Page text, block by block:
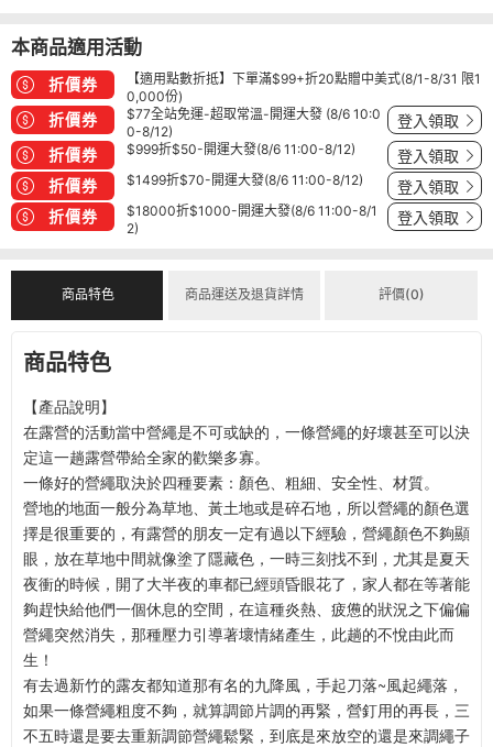
本商品適用活動
折價券
【適用點數折抵】下單滿$99+折20點贈中美式(8/1-8/31 限1
0,000份)
折價券
$77全站免運-超取常溫-開運大發 (8/6 10:0
0-8/12)
登入領取
折價券 $999折$50-開運大發(8/6 11:00-8/12) 登入領取
折價券 $1499折$70-開運大發(8/6 11:00-8/12) 登入領取
折價券
$18000折$1000-開運大發(8/6 11:00-8/1
2)
登入領取
商品特色 商品運送及退貨詳情 評價(0)
商品特色
【產品說明】
在露營的活動當中營繩是不可或缺的，一條營繩的好壞甚至可以決
定這一趟露營帶給全家的歡樂多寡。
一條好的營繩取決於四種要素：顏色、粗細、安全性、材質。
營地的地面一般分為草地、黃土地或是碎石地，所以營繩的顏色選
擇是很重要的，有露營的朋友一定有過以下經驗，營繩顏色不夠顯
眼，放在草地中間就像塗了隱藏色，一時三刻找不到，尤其是夏天
夜衝的時候，開了大半夜的車都已經頭昏眼花了，家人都在等著能
夠趕快給他們一個休息的空間，在這種炎熱、疲憊的狀況之下偏偏
營繩突然消失，那種壓力引導著壞情緒產生，此趟的不悅由此而
生！
有去過新竹的露友都知道那有名的九降風，手起刀落~風起繩落，
如果一條營繩粗度不夠，就算調節片調的再緊，營釘用的再長，三
不五時還是要去重新調節營繩鬆緊，到底是來放空的還是來調繩子